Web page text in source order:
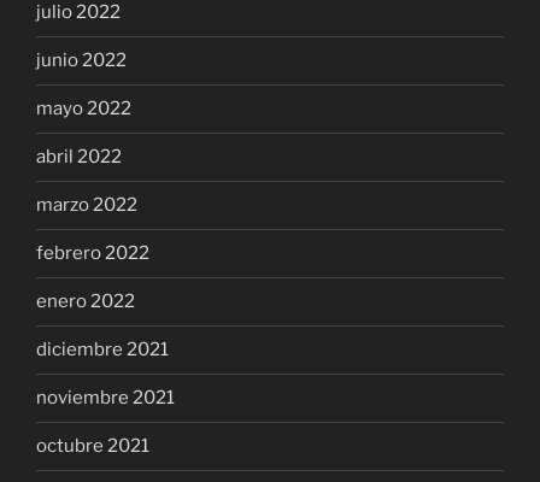
julio 2022
junio 2022
mayo 2022
abril 2022
marzo 2022
febrero 2022
enero 2022
diciembre 2021
noviembre 2021
octubre 2021